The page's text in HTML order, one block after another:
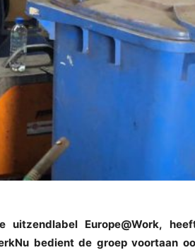
Europe@Work,
bedient de groep voortaan